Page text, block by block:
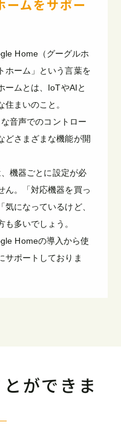
ムをサポー
Home（グーグルホ
ホーム」という言葉を
ームとは、IoTやAIと
まいのこと。
音声でのコントロー
どさまざまな機能が開
機器ごとに設定が必
ん。「対応機器を買っ
になっているけど、
多いでしょう。
Homeの導入から使
サポートしておりま
ができま